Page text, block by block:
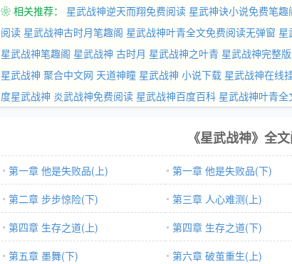
❀ 相关推荐： 星武战神逆天而翔免费阅读 星武神诀小说免费笔趣
阅读 星武战神古时月笔趣阁 星武战神叶青全文免费阅读无弹窗 星
星武战神笔趣阁 星武战神 古时月 星武战神之叶青 星武战神完整
星武战神 聚合中文网 天道神瞳 星武战神 小说下载 星武战神在线
度星武战神 炎武战神免费阅读 星武战神百度百科 星武战神叶青全
《星武战神》全
第一章 他是失败品(上) 第一章 他是失败品(下)
第二章 步步惊险(下)
第三章 人心难测(上)
第四章 生存之道(上)
第四章 生存之道(下)
第五章 墨舞(下)
第六章 破茧重生(上)